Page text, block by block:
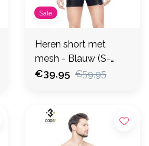
Sale
Heren short met
mesh - Blauw (S-
2XL-3XL)
€39,95 €59,95